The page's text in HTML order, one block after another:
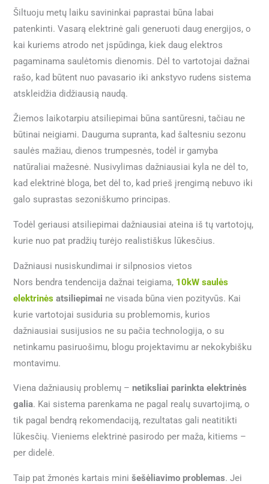
Šiltuoju metų laiku savininkai paprastai būna labai
patenkinti. Vasarą elektrinė gali generuoti daug energijos, o
kai kuriems atrodo net įspūdinga, kiek daug elektros
pagaminama saulėtomis dienomis. Dėl to vartotojai dažnai
rašo, kad būtent nuo pavasario iki ankstyvo rudens sistema
atskleidžia didžiausią naudą.
Žiemos laikotarpiu atsiliepimai būna santūresni, tačiau ne
būtinai neigiami. Dauguma supranta, kad šaltesniu sezonu
saulės mažiau, dienos trumpesnės, todėl ir gamyba
natūraliai mažesnė. Nusivylimas dažniausiai kyla ne dėl to,
kad elektrinė bloga, bet dėl to, kad prieš įrengimą nebuvo iki
galo suprastas sezoniškumo principas.
Todėl geriausi atsiliepimai dažniausiai ateina iš tų vartotojų,
kurie nuo pat pradžių turėjo realistiškus lūkesčius.
Dažniausi nusiskundimai ir silpnosios vietos
Nors bendra tendencija dažnai teigiama, 10kW saulės
elektrinės atsiliepimai ne visada būna vien pozityvūs. Kai
kurie vartotojai susiduria su problemomis, kurios
dažniausiai susijusios ne su pačia technologija, o su
netinkamu pasiruošimu, blogu projektavimu ar nekokybišku
montavimu.
Viena dažniausių problemų –netiksliai parinkta elektrinės
galia. Kai sistema parenkama ne pagal realų suvartojimą, o
tik pagal bendrą rekomendaciją, rezultatas gali neatitikti
lūkesčių. Vieniems elektrinė pasirodo per maža, kitiems –
per didelė.
Taip pat žmonės kartais minišešėliavimo problemas. Jei